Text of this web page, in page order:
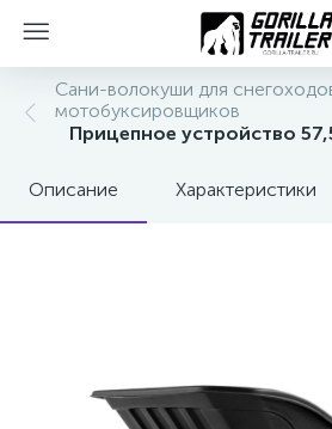
Сани-волокуши для
мотобуксировщиков
Прицепное устройство
Описание Характеристики